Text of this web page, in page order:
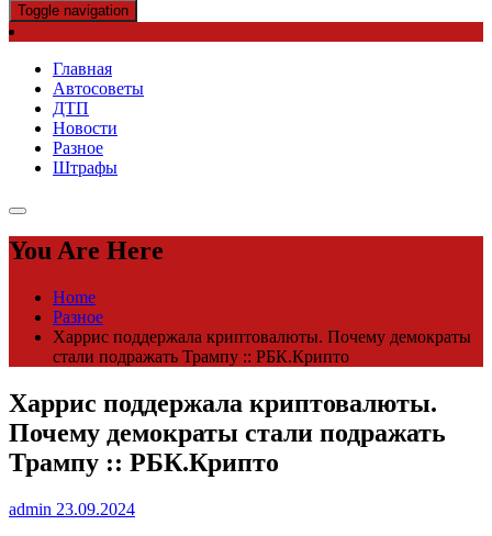
Toggle navigation
Главная
Автосоветы
ДТП
Новости
Разное
Штрафы
You Are Here
Home
Разное
Харрис поддержала криптовалюты. Почему демократы
стали подражать Трампу :: РБК.Крипто
Харрис поддержала криптовалюты.
Почему демократы стали подражать
Трампу :: РБК.Крипто
admin 23.09.2024